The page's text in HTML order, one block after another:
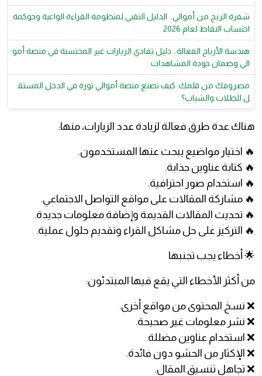
شفرة الربح من أموالي.. الدليل التقني لمنظومة القراءة الواعية وحوكمة
احتساب النقاط لعام 2026
هندسة الأرباح الفعالة.. دليل تفادي الزيارات غير المحتسبة في منصة أمو
الي وضمان جودة المشاهدات
مصروفك من قلمك: كيف تصنع منصة أموالي ثورة في الدخل المستق
ل للطلاب والشباب؟
هناك عدة طرق فعالة لزيادة عدد الزيارات، منها:
🔥 اختيار مواضيع يبحث عنها المستخدمون.
🔥 كتابة عناوين جذابة.
🔥 استخدام صور احترافية.
🔥 مشاركة المقالات على مواقع التواصل الاجتماعي.
🔥 تحديث المقالات القديمة وإضافة معلومات جديدة.
🔥 التركيز على حل مشاكل القراء وتقديم حلول عملية.
🌟 أخطاء يجب تجنبها
من أكثر الأخطاء التي يقع فيها المبتدئون:
❌ نسخ المحتوى من مواقع أخرى.
❌ نشر معلومات غير صحيحة.
❌ استخدام عناوين مضللة.
❌ الإكثار من الحشو دون فائدة.
❌ تجاهل تنسيق المقال.